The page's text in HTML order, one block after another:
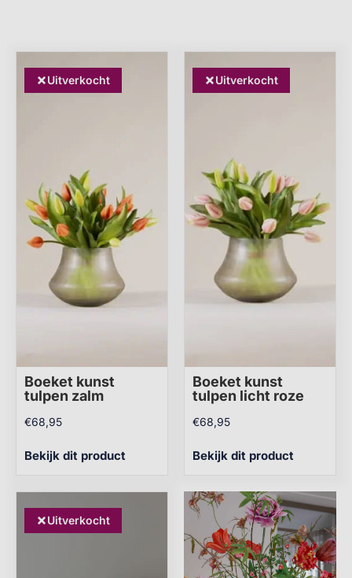
Uitverkocht
Boeket kunst
tulpen zalm
€68,95
Bekijk dit product
Uitverkocht
Boeket kunst
tulpen licht roze
€68,95
Bekijk dit product
Uitverkocht